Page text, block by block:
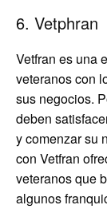
6. Vetphran
Vetfran es una
veteranos con
sus negocios.
deben
y comenzar su
con Vetfran
veteranos que
algunos